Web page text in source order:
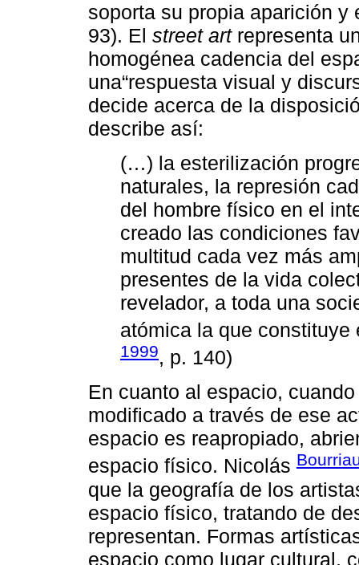
soporta su propia aparición y
93). El street artrepresenta
homogénea cadencia del
una“respuesta visual y
decide acerca de la
describe así:
(…) la esterilización
naturales, la represión
del hombre físico en el
creado las condiciones
multitud cada vez más
presentes de la vida
revelador, a toda una
atómica la que
1999, p. 140)
En cuanto al espacio,
modificado a través de ese
espacio es reapropiado,
espacio físico. Nicolás
que la geografía de los
espacio físico, tratando de
representan. Formas
espacio como lugar cultural,